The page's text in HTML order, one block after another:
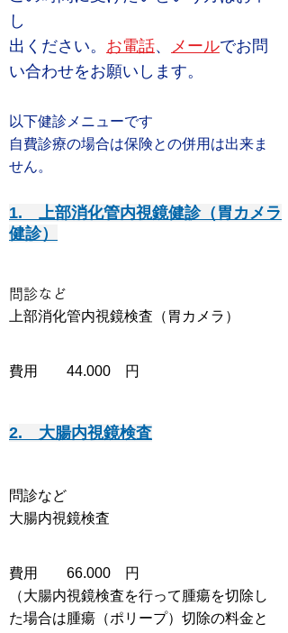
し
出ください。 お電話、 メールでお問
い合わせをお願いします。
​​以下健診メニューです
自費診療の場合は保険との併用は出来ま
せん。
1. 上部消化管内視鏡健診（胃カメラ
健診）
問診など
上部消化管内視鏡検査（胃カメラ）
費用 44.000 円
2. 大腸内視鏡検査
問診など
大腸内視鏡検査
費用 66.000 円
（大腸内視鏡検査を行って腫瘍を切除し
た場合は腫瘍（ポリープ）切除の料金と